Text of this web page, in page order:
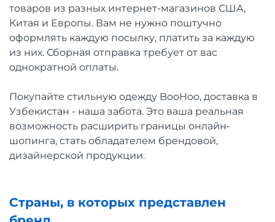
товаров из разных интернет-магазинов США,
Китая и Европы. Вам не нужно поштучно
оформлять каждую посылку, платить за каждую
из них. Сборная отправка требует от вас
однократной оплаты.
Покупайте стильную одежду BooHoo, доставка в
Узбекистан - наша забота. Это ваша реальная
возможность расширить границы онлайн-
шопинга, стать обладателем брендовой,
дизайнерской продукции.
Страны, в которых представлен